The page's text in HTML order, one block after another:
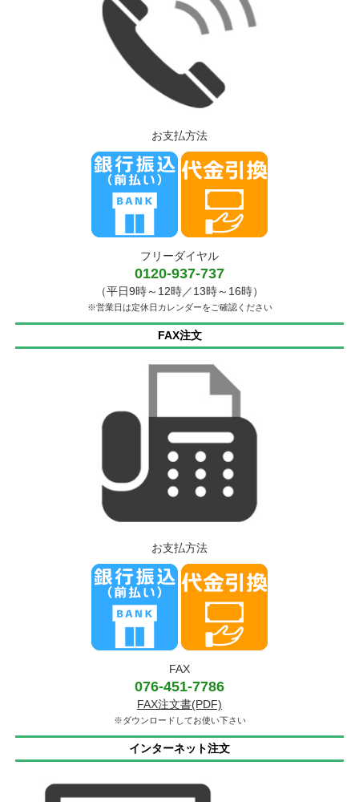
お支払方法
フリーダイヤル
0120-937-737
（平日9時～12時／13時～16時）
※営業日は定休日カレンダーをご確認ください
FAX注文
お支払方法
FAX
076-451-7786
FAX注文書(PDF)
※ダウンロードしてお使い下さい
インターネット注文